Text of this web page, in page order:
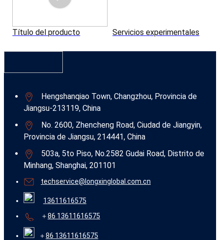
Título del producto Servicios experimentales
Hengshanqiao Town, Changzhou, Provincia de
Jiangsu-213119, China
No. 2600, Zhencheng Road, Ciudad de Jiangyin,
Provincia de Jiangsu, 214441, China
503a, 5to Piso, No.2582 Gudai Road, Distrito de
Minhang, Shanghai, 201101
techservice@longxinglobal.com.cn
13611616575
＋86 13611616575
＋86 13611616575